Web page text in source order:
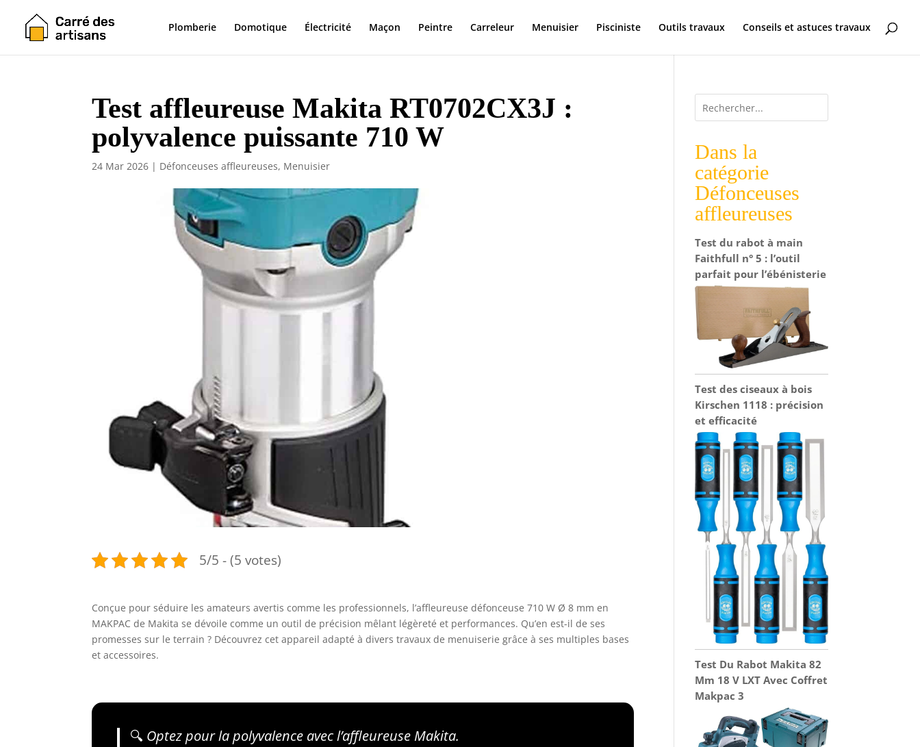
Plomberie Domotique Électricité Maçon Peintre Carreleur Menuisier Pisciniste Outils travaux Conseils et astuces travaux
Test affleureuse Makita RT0702CX3J :
polyvalence puissante 710 W
24 Mar 2026 | Défonceuses affleureuses, Menuisier
5/5 - (5 votes)
Conçue pour séduire les amateurs avertis comme les professionnels, l’affleureuse défonceuse 710 W Ø 8 mm en
MAKPAC de Makita se dévoile comme un outil de précision mêlant légèreté et performances. Qu’en est-il de ses
promesses sur le terrain ? Découvrez cet appareil adapté à divers travaux de menuiserie grâce à ses multiples bases
et accessoires.
🔍 Optez pour la polyvalence avec l’affleureuse Makita.
Dans la
catégorie
Défonceuses
affleureuses
Test du rabot à main
Faithfull n° 5 : l’outil
parfait pour l’ébénisterie
Test des ciseaux à bois
Kirschen 1118 : précision
et efficacité
Test Du Rabot Makita 82
Mm 18 V LXT Avec Coffret
Makpac 3